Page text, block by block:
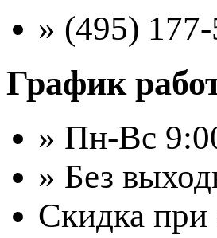
» (495)
График
» Пн-Вс
» Без
Скидка при